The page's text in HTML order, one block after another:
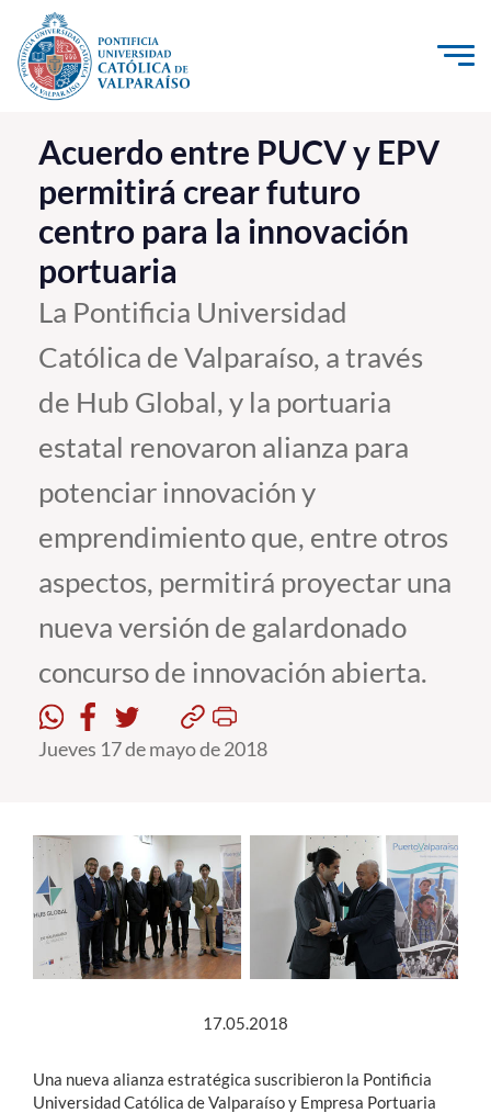
Click acá para ir directamente al contenido
La Universidad
Investigación, Creación e Innovación
PUCV Internacional
Vinculación con el Medio
Admisión
Pregrado
Postgrado
Formación Continua
Estudiantes
Académicos
Funcionarios
Alumni
Acuerdo entre PUCV y EPV
permitirá crear futuro
centro para la innovación
portuaria
La Pontificia Universidad
Católica de Valparaíso, a través
de Hub Global, y la portuaria
estatal renovaron alianza para
potenciar innovación y
emprendimiento que, entre otros
aspectos, permitirá proyectar una
nueva versión de galardonado
concurso de innovación abierta.
Jueves 17 de mayo de 2018
17.05.2018
Una nueva alianza estratégica suscribieron la Pontificia
Universidad Católica de Valparaíso y Empresa Portuaria